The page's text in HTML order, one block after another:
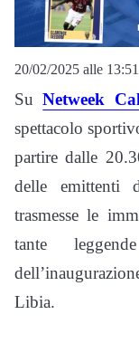
20/02/2025 alle 13:51
SuNetweek
spettacolo
partire dalle
delle emittenti
trasmesse le
tante
Libia.